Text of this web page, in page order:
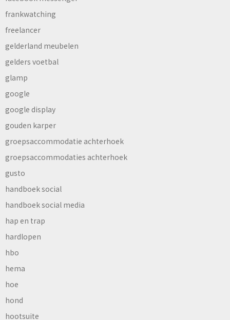
frankwatching
freelancer
gelderland meubelen
gelders voetbal
glamp
google
google display
gouden karper
groepsaccommodatie achterhoek
groepsaccommodaties achterhoek
gusto
handboek social
handboek social media
hap en trap
hardlopen
hbo
hema
hoe
hond
hootsuite